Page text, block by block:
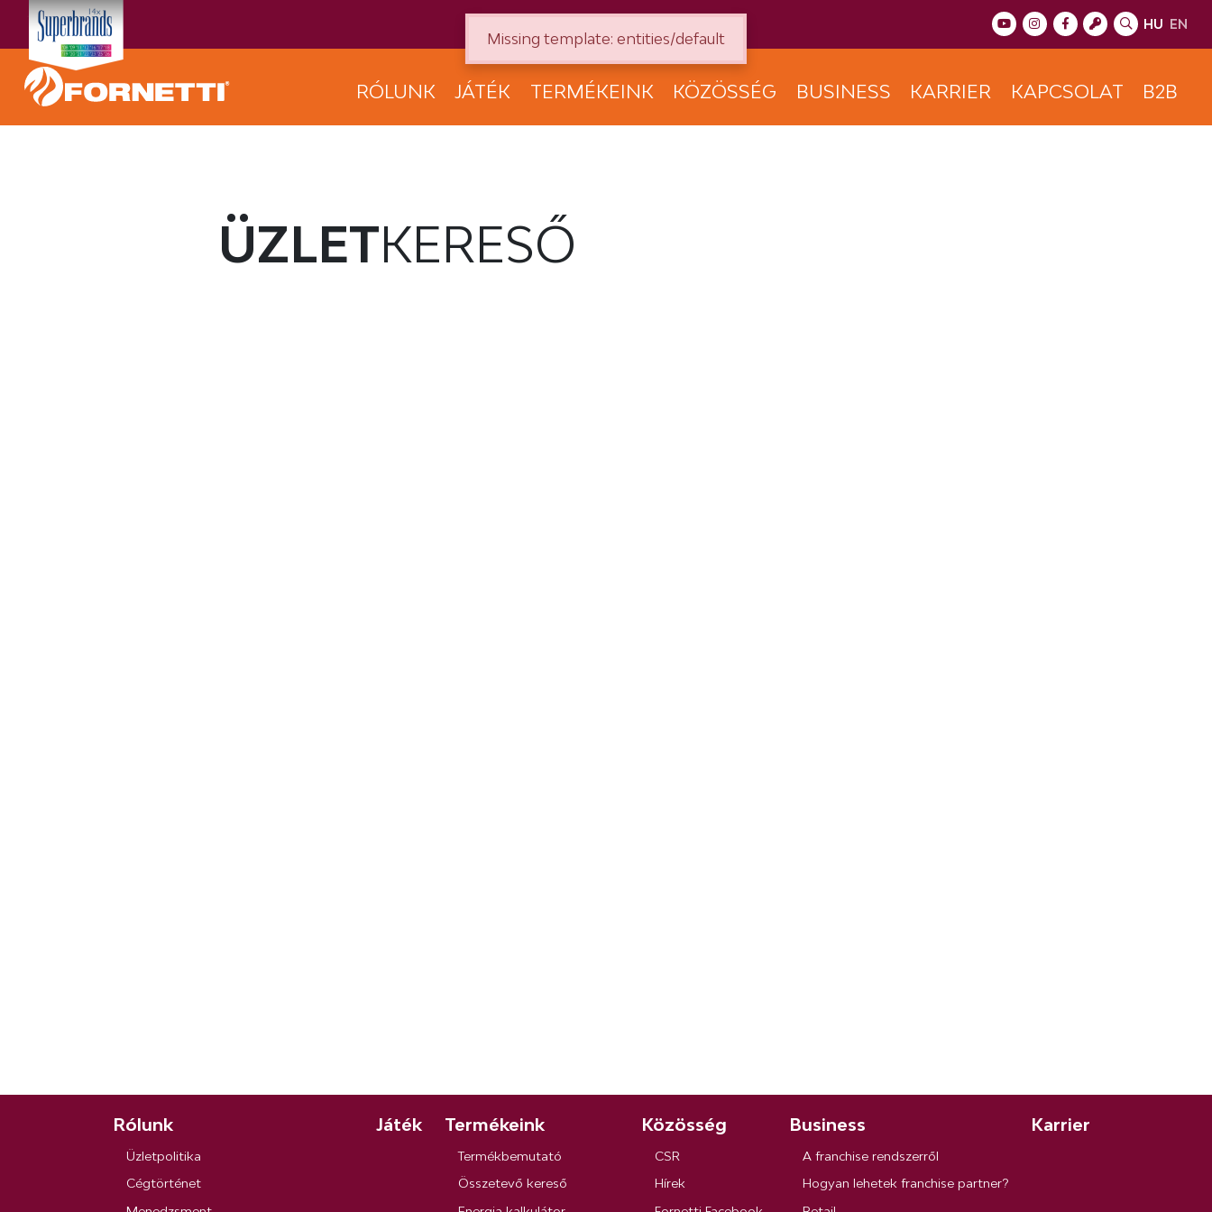
HU EN
RÓLUNK JÁTÉK TERMÉKEINK KÖZÖSSÉG BUSINESS KARRIER KAPCSOLAT B2B
ÜZLETKERESŐ
Rólunk
Üzletpolitika
Cégtörténet
Játék Termékeink
Termékbemutató
Összetevő kereső
Közösség
CSR
Hírek
Business
A franchise rendszerről
Hogyan lehetek franchise partner?
Karrier
Missing template: entities/default